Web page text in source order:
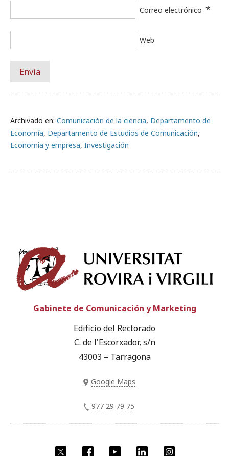
Archivado en: Comunicación de la ciencia, Departamento de
Economía, Departamento de Estudios de Comunicación,
Economia y empresa, Investigación
Correo electrónico *
Web
Twitter Facebook YouTube LinkedIn
Gabinete de Comunicación y Marketing
Edificio del Rectorado
C. de l'Escorxador, s/n
43003 – Tarragona
Google Maps
977 29 79 75